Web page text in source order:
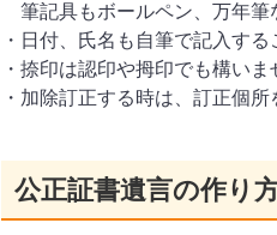
筆記具もボールペン、万年筆
・日付、氏名も自筆で記入する
・捺印は認印や拇印でも構い
・加除訂正する時は、訂正個
公正証書遺言の作り